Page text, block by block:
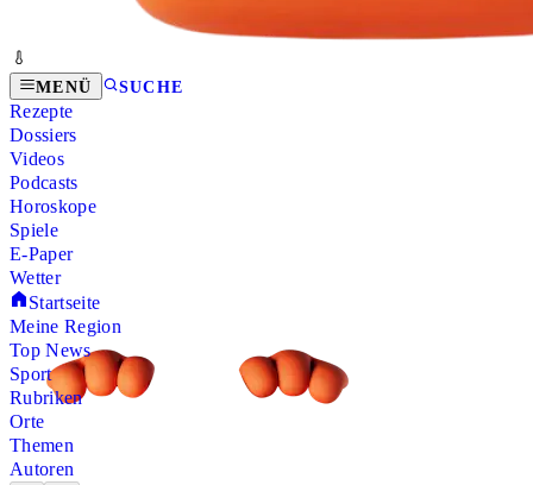
MENÜ SUCHE
Rezepte
Dossiers
Videos
Podcasts
Horoskope
Spiele
E-Paper
Wetter
Startseite
Meine Region
Top News
Sport
Rubriken
Orte
Themen
Autoren